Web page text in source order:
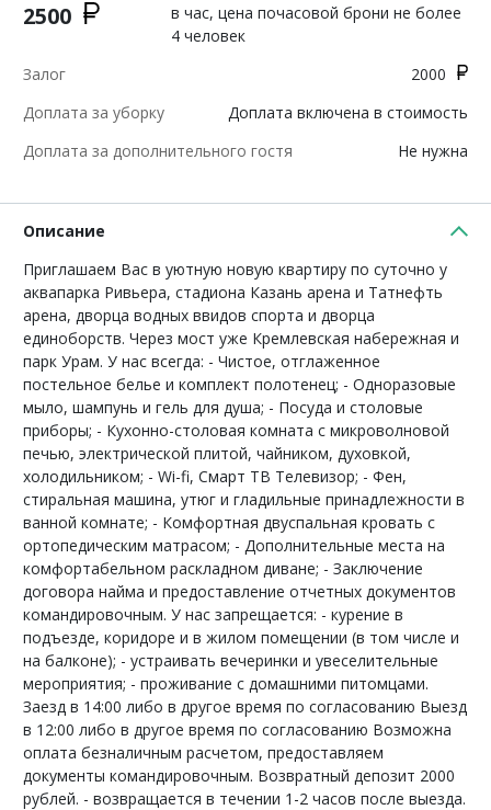
2500
в час, цена почасовой брони не более
4 человек
Залог
2000
Доплата за уборку
Доплата включена в стоимость
Доплата за дополнительного гостя
Не нужна
Описание
Приглашаем Вас в уютную новую квартиру по суточно у
аквапарка Ривьера, стадиона Казань арена и Татнефть
арена, дворца водных ввидов спорта и дворца
единоборств. Через мост уже Кремлевская набережная и
парк Урам. У нас всегда: - Чистое, отглаженное
постельное белье и комплект полотенец; - Одноразовые
мыло, шампунь и гель для душа; - Посуда и столовые
приборы; - Кухонно-столовая комната с микроволновой
печью, электрической плитой, чайником, духовкой,
холодильником; - Wi-fi, Смарт ТВ Телевизор; - Фен,
стиральная машина, утюг и гладильные принадлежности в
ванной комнате; - Комфортная двуспальная кровать с
ортопедическим матрасом; - Дополнительные места на
комфортабельном раскладном диване; - Заключение
договора найма и предоставление отчетных документов
командировочным. У нас запрещается: - курение в
подъезде, коридоре и в жилом помещении (в том числе и
на балконе); - устраивать вечеринки и увеселительные
мероприятия; - проживание с домашними питомцами.
Заезд в 14:00 либо в другое время по согласованию Выезд
в 12:00 либо в другое время по согласованию Возможна
оплата безналичным расчетом, предоставляем
документы командировочным. Возвратный депозит 2000
рублей. - возвращается в течении 1-2 часов после выезда.